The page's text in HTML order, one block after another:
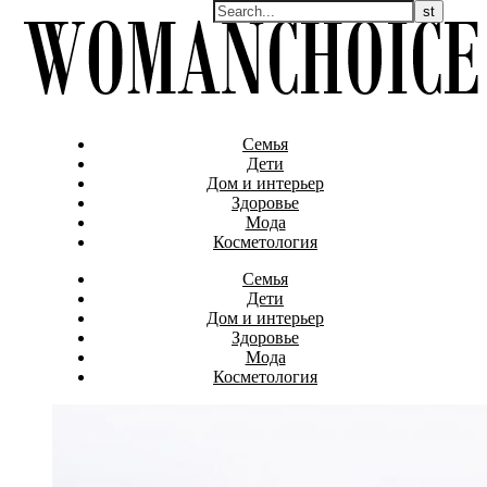
Семья
Дети
Дом и интерьер
Здоровье
Мода
Косметология
Семья
Дети
Дом и интерьер
Здоровье
Мода
Косметология